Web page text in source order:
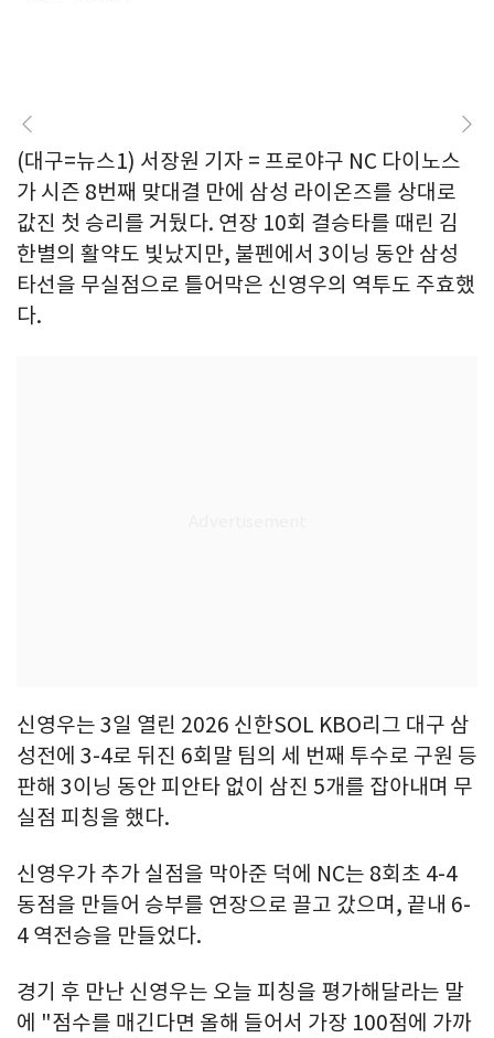
(대구=뉴스1) 서장원 기자 = 프로야구 NC 다이노스
가 시즌 8번째 맞대결 만에 삼성 라이온즈를 상대로
값진 첫 승리를 거뒀다. 연장 10회 결승타를 때린 김
한별의 활약도 빛났지만, 불펜에서 3이닝 동안 삼성
타선을 무실점으로 틀어막은 신영우의 역투도 주효했
다.
신영우는 3일 열린 2026 신한SOL KBO리그 대구 삼
성전에 3-4로 뒤진 6회말 팀의 세 번째 투수로 구원 등
판해 3이닝 동안 피안타 없이 삼진 5개를 잡아내며 무
실점 피칭을 했다.
신영우가 추가 실점을 막아준 덕에 NC는 8회초 4-4
동점을 만들어 승부를 연장으로 끌고 갔으며, 끝내 6-
4 역전승을 만들었다.
경기 후 만난 신영우는 오늘 피칭을 평가해달라는 말
에 "점수를 매긴다면 올해 들어서 가장 100점에 가까